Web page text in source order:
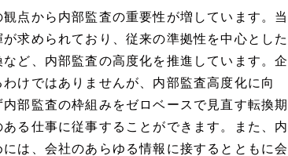
点から内部監査の重要性が増しています。当
求められており、従来の準拠性を中心とした
ど、内部監査の高度化を推進しています。企
けではありませんが、内部監査高度化に向
部監査の枠組みをゼロベースで見直す転換期
る仕事に従事することができます。また、内
は、会社のあらゆる情報に接するとともに会